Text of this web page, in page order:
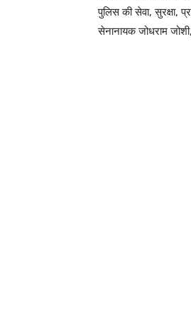
पुलिस की सेवा, सुरक्षा,
सेनानायक जोधराम